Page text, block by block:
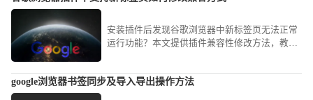
安装插件后发现谷歌浏览器中新标签页无法正常
运行功能？本文提供插件兼容性修改方法，教你
google浏览器书签同步及导入导出操作方法